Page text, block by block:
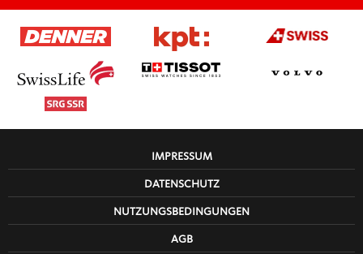
IMPRESSUM
DATENSCHUTZ
NUTZUNGSBEDINGUNGEN
AGB